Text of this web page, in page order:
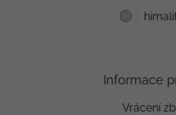
Informace
Vrácení